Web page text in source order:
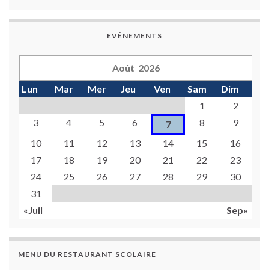
EVÉNEMENTS
Août 2026
Lun
Mar Mer Jeu Ven Sam Dim
«Juil Sep»
1
2
3
4 5 6 7 8
9
10
11 12 13 14 15
16
17
18 19 20 21 22
23
24
25 26 27 28 29
30
31
MENU DU RESTAURANT SCOLAIRE